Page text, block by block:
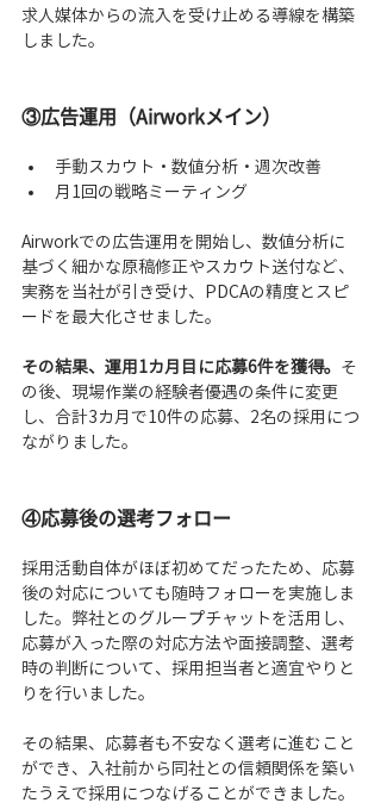
求人媒体からの流入を受け止める導線を構築
しました。
③広告運用（Airworkメイン）
手動スカウト・数値分析・週次改善
月1回の戦略ミーティング
Airworkでの広告運用を開始し、 数値分析に
基づく細かな原稿修正やスカウト送付など、
実務を当社が引き受け、PDCAの精度とスピ
ードを最大化させました。
その結果、運用1カ月目に応募6件を獲得。 そ
の後、現場作業の経験者優遇の条件に変更
し、合計3カ月で10件の応募、2名の採用につ
ながりました。
④応募後の選考フォロー
採用活動自体がほぼ初めてだったため、応募
後の対応についても随時フォローを実施しま
した。弊社とのグループチャットを活用し、
応募が入った際の対応方法や面接調整、選考
時の判断について、採用担当者と適宜やりと
りを行いました。
その結果、応募者も不安なく選考に進むこと
ができ、入社前から同社との信頼関係を築い
たうえで採用につなげることができました。